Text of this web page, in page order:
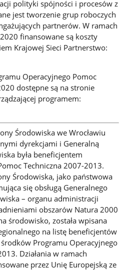
polityki spójności i procesów z
jest tworzenie grup roboczych
partnerów. W ramach
finansowane są koszty
Krajowej Sieci Partnerstwo:
Operacyjnego Pomoc
dostępne są na stronie
programem:
Środowiska we Wrocławiu
dyrekcjami i Generalną
była beneficjentem
Techniczna 2007-2013.
Środowiska, jako państwowa
się obsługą Generalnego
– organu administracji
obszarów Natura 2000
środowisko, została wpisana
na listę beneficjentów
Programu Operacyjnego
Działania w ramach
przez Unię Europejską ze